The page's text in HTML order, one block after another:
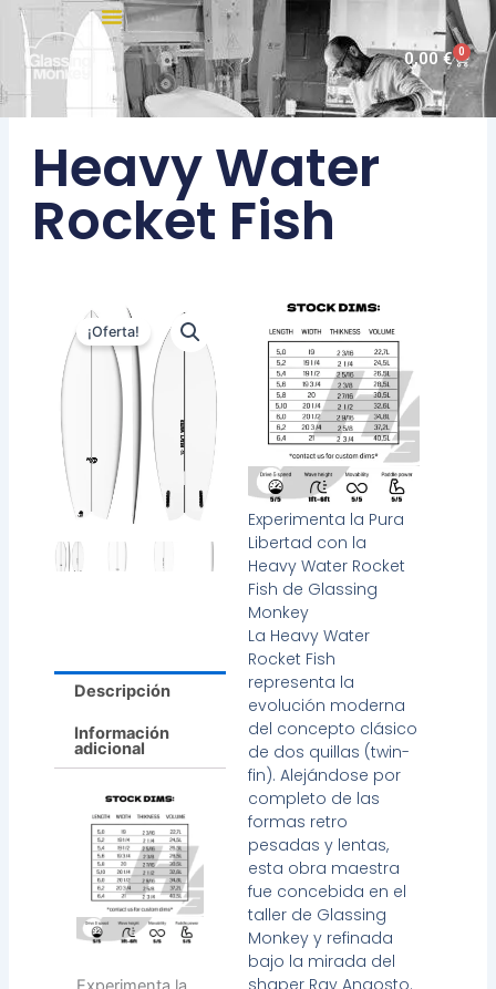
contenido
0,00€ 0
Heavy Water
Rocket Fish
Experimenta la Pura
Libertad con la
Heavy Water Rocket
Fish de Glassing
Monkey
La Heavy Water
Rocket Fish
representa la
evolución moderna
del concepto clásico
de dos quillas (twin-
fin). Alejándose por
completo de las
formas retro
pesadas y lentas,
esta obra maestra
fue concebida en el
taller de Glassing
Monkey y refinada
bajo la mirada del
shaper Ray Angosto.
¡Oferta!
Descripción
Información
adicional